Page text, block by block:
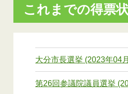
これまでの得票
大分市長選挙 (2023年04
第26回参議院議員選挙